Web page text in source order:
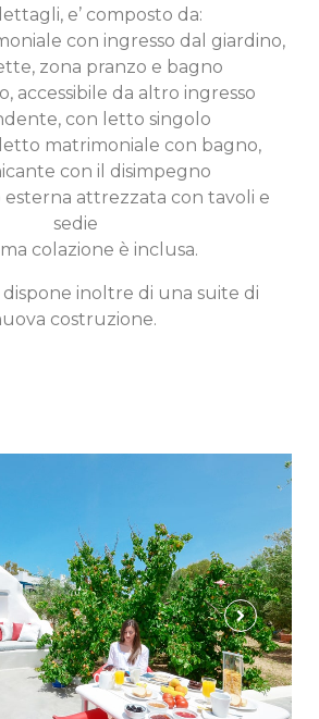
e’ composto da:
con ingresso dal giardino,
zona pranzo e bagno
accessibile da altro ingresso
con letto singolo
matrimoniale con bagno,
con il disimpegno
esterna attrezzata con tavoli e
sedie
colazione è inclusa.
dispone inoltre di una suite di
costruzione.